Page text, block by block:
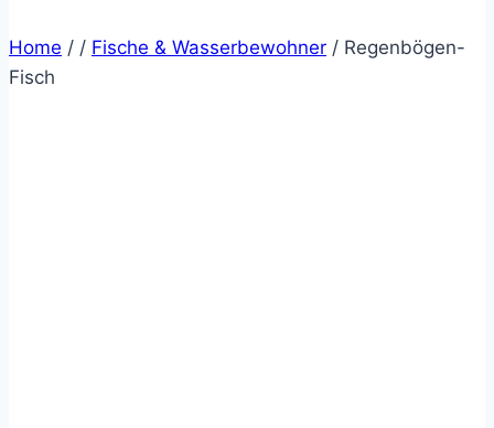
Home / / Fische & Wasserbewohner / Regenbögen-
Fisch